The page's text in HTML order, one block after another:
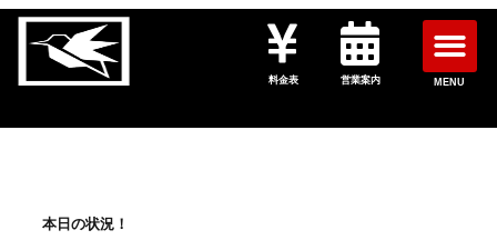
料金表 営業案内 MENU
本日の状況！